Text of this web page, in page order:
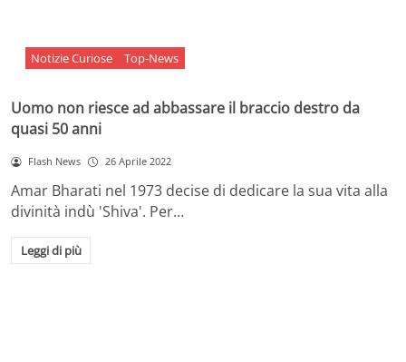
Notizie Curiose Top-News
Uomo non riesce ad abbassare il braccio destro da
quasi 50 anni
Flash News 26 Aprile 2022
Amar Bharati nel 1973 decise di dedicare la sua vita alla
divinità indù 'Shiva'. Per…
Leggi di più